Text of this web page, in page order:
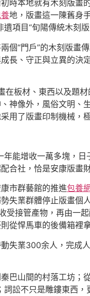
時本地就有木刻版畫
地，版畫這一陳舊身
項目“旬陽傳統木刻
個“門戶”的木刻版畫
長、守正與立異的
在板材、東西以及題
神像外，風俗文明
用了版畫印制機械，
能增收一萬多塊，
合社，恰是安康版畫
市群藝館的推進包養網
失業群體停止版畫個
受接管產物，再由一
從悍馬車的後備箱裡
失業300余人，完成
秦巴山間的村落工坊；
訟不只是雕鏤東西